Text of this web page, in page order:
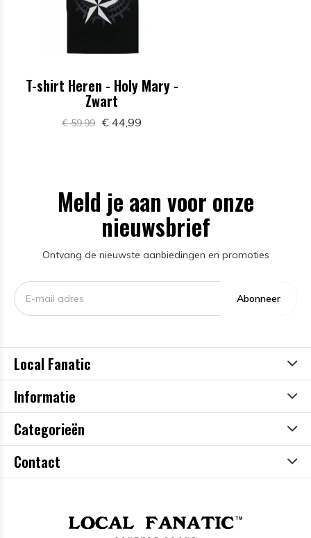
T-shirt Heren - Holy Mary -
Zwart
€ 59,99 € 44,99
Meld je aan voor onze
nieuwsbrief
Ontvang de nieuwste aanbiedingen en promoties
Abonneer
Local Fanatic
Informatie
Categorieën
Contact